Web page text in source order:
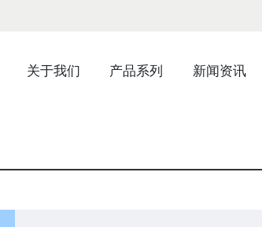
关于我们 产品系列 新闻资讯